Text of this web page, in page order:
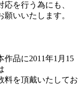
を行う為にも、
いいたします。
品に2011年1月15
料を頂戴いたしてお